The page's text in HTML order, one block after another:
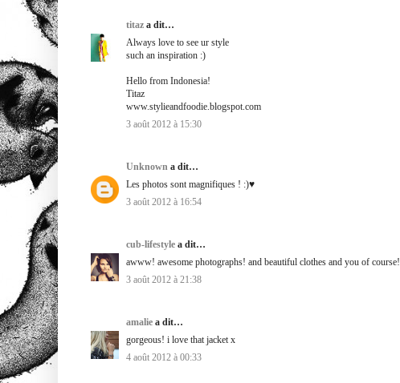
titaz a dit…
Always love to see ur style
such an inspiration :)
Hello from Indonesia!
Titaz
www.stylieandfoodie.blogspot.com
3 août 2012 à 15:30
Unknown a dit…
Les photos sont magnifiques ! :)♥
3 août 2012 à 16:54
cub-lifestyle a dit…
awww! awesome photographs! and beautiful clothes and you of course!
3 août 2012 à 21:38
amalie a dit…
gorgeous! i love that jacket x
4 août 2012 à 00:33